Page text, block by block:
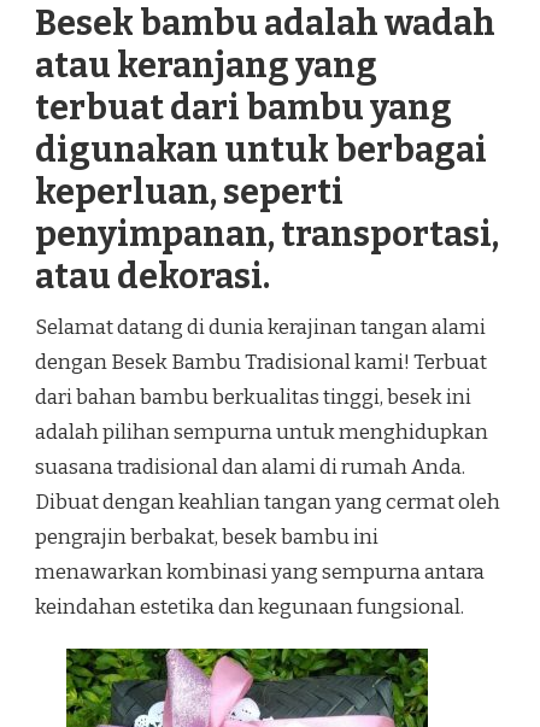
Besek bambu adalah wadah
atau keranjang yang
terbuat dari bambu yang
digunakan untuk berbagai
keperluan, seperti
penyimpanan, transportasi,
atau dekorasi.
Selamat datang di dunia kerajinan tangan alami
dengan Besek Bambu Tradisional kami! Terbuat
dari bahan bambu berkualitas tinggi, besek ini
adalah pilihan sempurna untuk menghidupkan
suasana tradisional dan alami di rumah Anda.
Dibuat dengan keahlian tangan yang cermat oleh
pengrajin berbakat, besek bambu ini
menawarkan kombinasi yang sempurna antara
keindahan estetika dan kegunaan fungsional.